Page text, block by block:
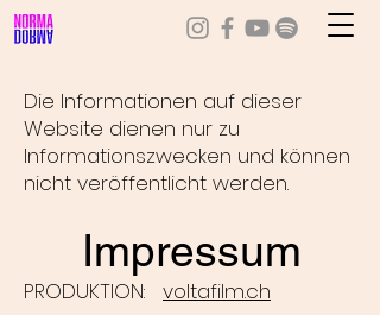
Die Informationen auf dieser
Website dienen nur zu
Informationszwecken und können
nicht veröffentlicht werden.
Impressum
PRODUKTION: voltafilm.ch